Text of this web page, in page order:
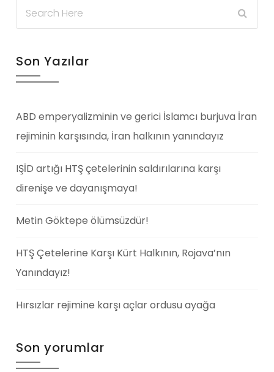
Son Yazılar
ABD emperyalizminin ve gerici İslamcı burjuva İran
rejiminin karşısında, İran halkının yanındayız
IŞİD artığı HTŞ çetelerinin saldırılarına karşı
direnişe ve dayanışmaya!
Metin Göktepe ölümsüzdür!
HTŞ Çetelerine Karşı Kürt Halkının, Rojava’nın
Yanındayız!
Hırsızlar rejimine karşı açlar ordusu ayağa
Son yorumlar